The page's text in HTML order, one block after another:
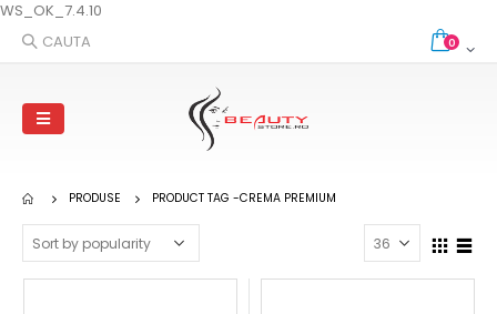
WS_OK_7.4.10
CAUTA
0
PRODUSE PRODUCT TAG -CREMA PREMIUM